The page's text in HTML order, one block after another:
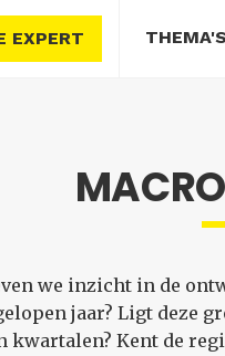
EXPERT THEMA'S
we inzicht in de
jaar? Ligt deze
Kent de